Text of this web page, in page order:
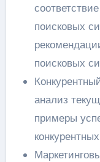
поисковых
поисковых
анализ
примеры